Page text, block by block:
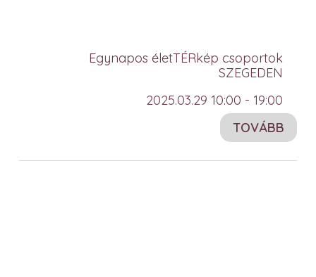
Egynapos életTÉRkép csoportok
SZEGEDEN
2025.03.29 10:00 - 19:00
TOVÁBB